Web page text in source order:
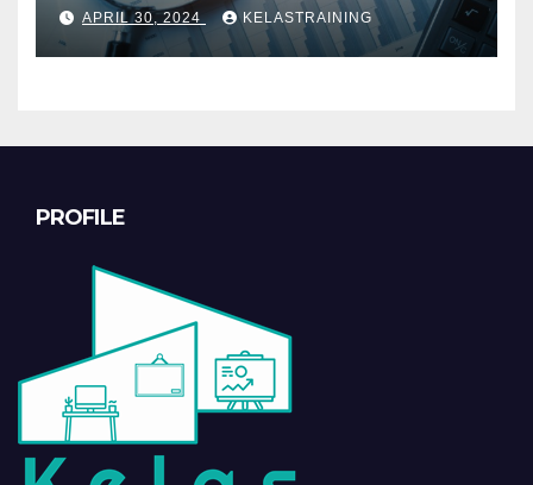
APRIL 30, 2024 KELASTRAINING
PROFILE